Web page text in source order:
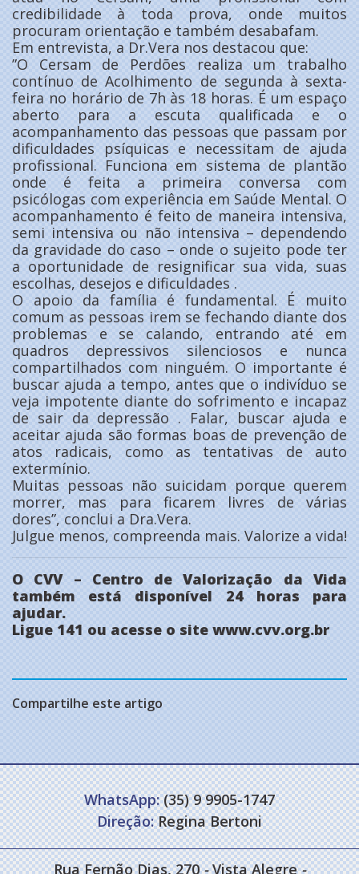
credibilidade à toda prova, onde muitos
procuram orientação e também desabafam.
Em entrevista, a Dr.Vera nos destacou que:
”O Cersam de Perdões realiza um trabalho
contínuo de Acolhimento de segunda à sexta-
feira no horário de 7h às 18 horas. É um espaço
aberto para a escuta qualificada e o
acompanhamento das pessoas que passam por
dificuldades psíquicas e necessitam de ajuda
profissional. Funciona em sistema de plantão
onde é feita a primeira conversa com
psicólogas com experiência em Saúde Mental. O
acompanhamento é feito de maneira intensiva,
semi intensiva ou não intensiva – dependendo
da gravidade do caso – onde o sujeito pode ter
a oportunidade de resignificar sua vida, suas
escolhas, desejos e dificuldades .
O apoio da família é fundamental. É muito
comum as pessoas irem se fechando diante dos
problemas e se calando, entrando até em
quadros depressivos silenciosos e nunca
compartilhados com ninguém. O importante é
buscar ajuda a tempo, antes que o indivíduo se
veja impotente diante do sofrimento e incapaz
de sair da depressão . Falar, buscar ajuda e
aceitar ajuda são formas boas de prevenção de
atos radicais, como as tentativas de auto
extermínio.
Muitas pessoas não suicidam porque querem
morrer, mas para ficarem livres de várias
dores”, conclui a Dra.Vera.
Julgue menos, compreenda mais. Valorize a vida!
O CVV – Centro de Valorização da Vida
também está disponível 24 horas para
ajudar.
Ligue 141 ou acesse o site www.cvv.org.br
Compartilhe este artigo
WhatsApp:(35) 9 9905-1747
Direção:Regina Bertoni
Rua Fernão Dias, 270- Vista Alegre-